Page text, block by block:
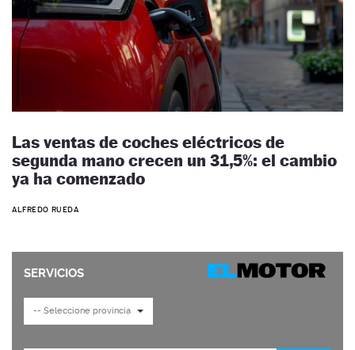
Las ventas de coches eléctricos de
segunda mano crecen un 31,5%: el cambio
ya ha comenzado
ALFREDO RUEDA